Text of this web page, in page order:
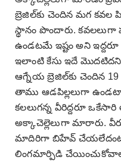
బ్రెజిల్‌కు చెందిన మగ కవల
స్థానం పొందారు. కవలలుగా
ఉండటమే ఇష్టం అని
ఇలాంటి కేసు ఇదే మొదటిదని
ఆగ్నేయ బ్రెజిల్‌కు చెందిన
తాము ఆడపిల్లలుగా
కలలుగన్న వీరిద్దరూ
అక్కాచెల్లెలుగా మారారు.
మాదిరిగా బిహేవ్‌ చేయలేదంట.
లింగమార్పిడి